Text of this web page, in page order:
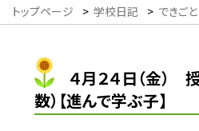
トップページ > 学校日記 > できごと
４月２４日（金）
数）【進んで学ぶ子】